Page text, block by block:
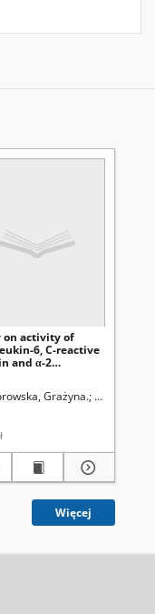
Juszkiewicz-Borowiec, Maria.
on activity of
6, C-reactive
and α-2
patients during
clinical stage
Grażyna. Czelej,
Więcej